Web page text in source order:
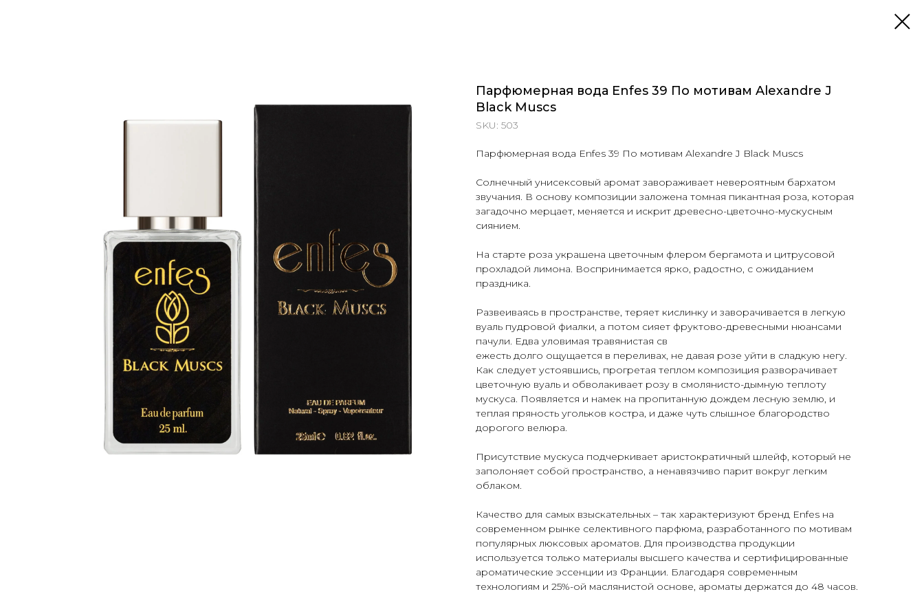
Парфюмерная вода Enfes 39 По мотивам Alexandre J
Black Muscs
SKU: 503
Парфюмерная вода Enfes 39 По мотивам Alexandre J Black Muscs
Солнечный унисексовый аромат завораживает невероятным бархатом
звучания. В основу композиции заложена томная пикантная роза, которая
загадочно мерцает, меняется и искрит древесно-цветочно-мускусным
сиянием.
На старте роза украшена цветочным флером бергамота и цитрусовой
прохладой лимона. Воспринимается ярко, радостно, с ожиданием
праздника.
Развеиваясь в пространстве, теряет кислинку и заворачивается в легкую
вуаль пудровой фиалки, а потом сияет фруктово-древесными нюансами
пачули. Едва уловимая травянистая св
ежесть долго ощущается в переливах, не давая розе уйти в сладкую негу.
Как следует устоявшись, прогретая теплом композиция разворачивает
цветочную вуаль и обволакивает розу в смолянисто-дымную теплоту
мускуса. Появляется и намек на пропитанную дождем лесную землю, и
теплая пряность угольков костра, и даже чуть слышное благородство
дорогого велюра.
Присутствие мускуса подчеркивает аристократичный шлейф, который не
заполоняет собой пространство, а ненавязчиво парит вокруг легким
облаком.
Качество для самых взыскательных – так характеризуют бренд Enfes на
современном рынке селективного парфюма, разработанного по мотивам
популярных люксовых ароматов. Для производства продукции
используется только материалы высшего качества и сертифицированные
ароматические эссенции из Франции. Благодаря современным
технологиям и 25%-ой маслянистой основе, ароматы держатся до 48 часов.